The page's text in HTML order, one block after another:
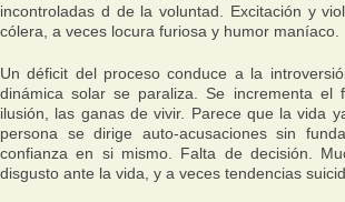
incontroladas d de la voluntad. Excitación y
cólera, a veces locura furiosa y humor maníaco.
Un déficit del proceso conduce a la
dinámica solar se paraliza. Se incrementa el
ilusión, las ganas de vivir. Parece que la vida
persona se dirige auto-acusaciones sin
confianza en si mismo. Falta de decisión.
disgusto ante la vida, y a veces tendencias